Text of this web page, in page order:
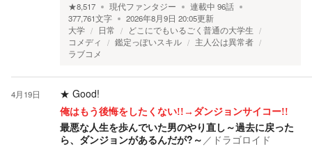
★8,517 現代ファンタジー 連載中 96話
377,761文字 2026年8月9日 20:05更新
大学
日常
どこにでもいるごく普通の大学生
コメディ
鑑定っぽいスキル
主人公は異常者
ラブコメ
4月19日 ★ Good!
俺はもう後悔をしたくない!!→ダンジョンサイコー!!
最悪な人生を歩んでいた男のやり直し～過去に戻った
ら、ダンジョンがあるんだが?～ ／ ドラゴロイド